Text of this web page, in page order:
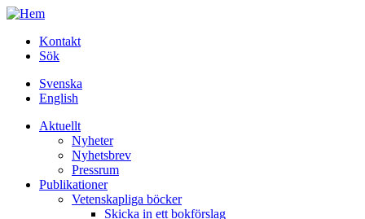
Hoppa
huvudinnehåll
Kontakt
Sök
Svenska
English
Main
Aktuellt
Nyheter
Nyhetsbrev
Pressrum
Publikationer
Vetenskapliga böcker
Skicka in ett bokförslag